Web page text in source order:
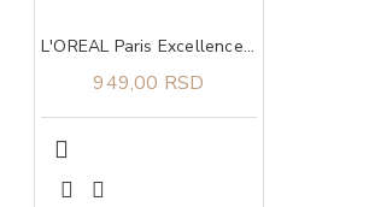
L'OREAL Paris Excellence 7.1 boja za kosu
949,00 RSD